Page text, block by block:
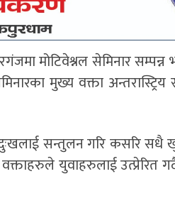
मोटिवेश्नल सेमिनार
मुख्य वक्ता अन्तरास्ट्रिय
सन्तुलन गरि कसरि सधै
युवाहरुलाई उत्प्रेरित